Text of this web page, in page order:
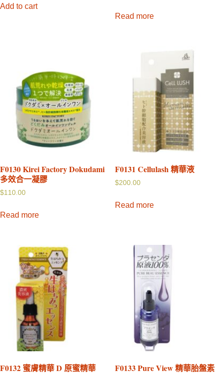
Add to cart
Read more
F0130 Kirei Factory Dokudami
多效合一凝膠
$110.00
Read more
F0131 Cellulash 精華液
$200.00
Read more
F0132 蜜膚精華 D 原蜜精華
F0133 Pure View 精華胎盤素